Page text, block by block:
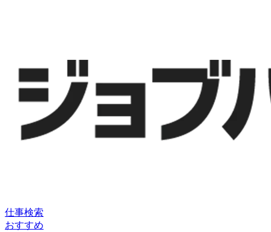
仕事検索
おすすめ